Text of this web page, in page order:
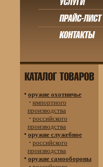
оружие охотничье
импортного
производства
российского
производства
оружие служебное
российского
производства
оружие самообороны